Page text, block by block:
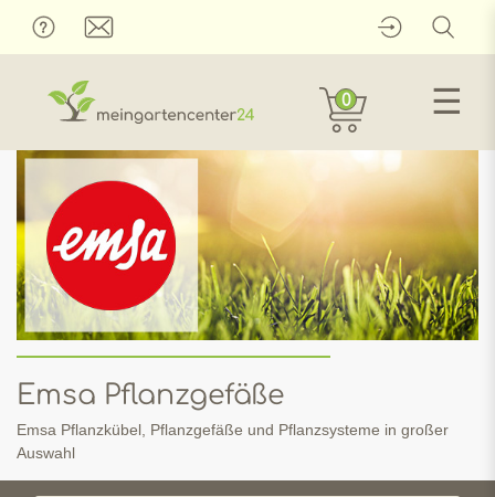
0 ☰
Emsa Pflanzgefäße
Emsa Pflanzkübel, Pflanzgefäße und Pflanzsysteme in großer
Auswahl